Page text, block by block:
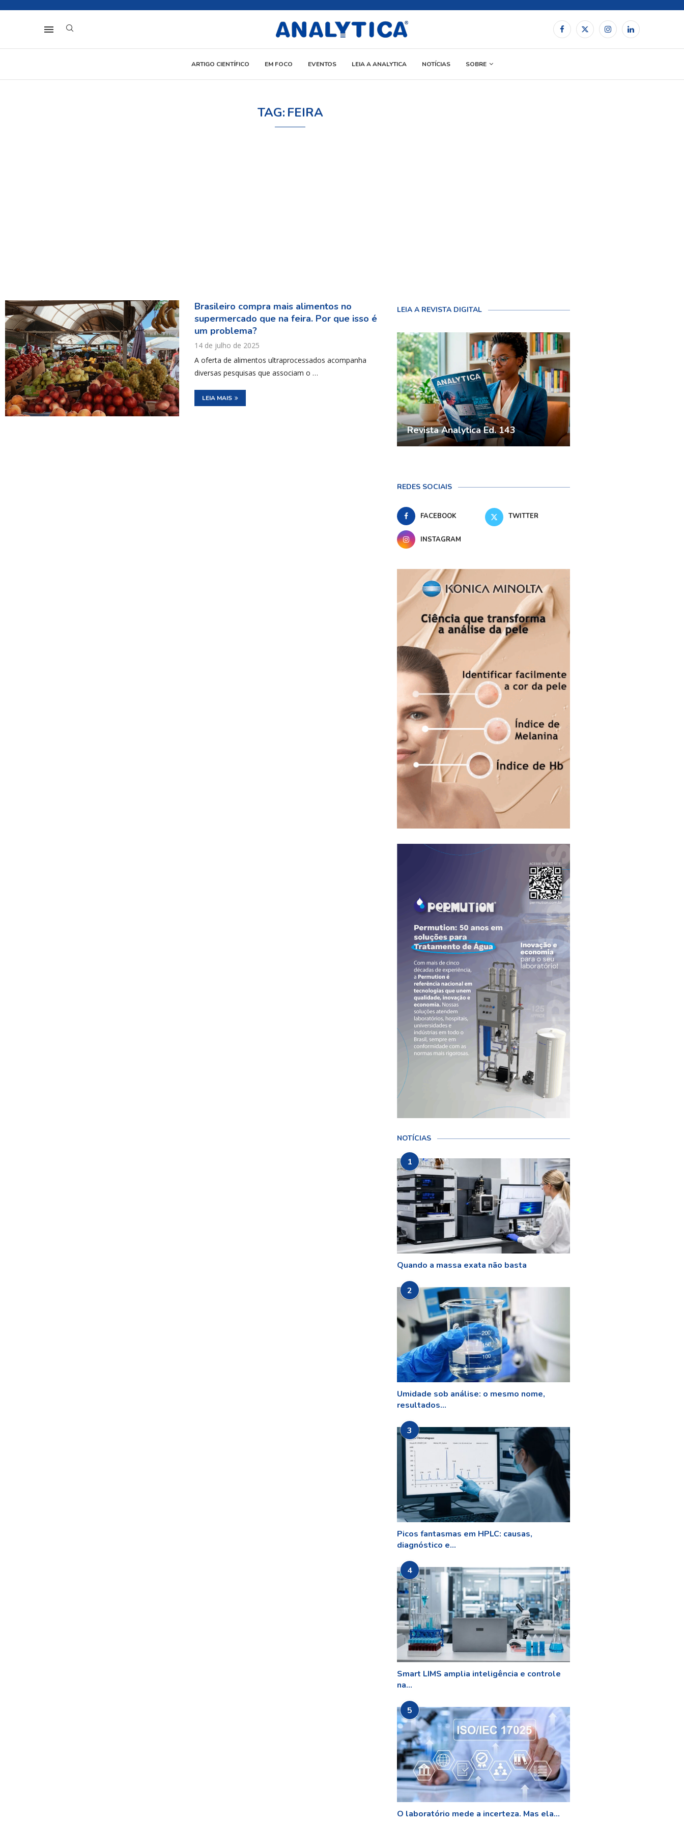
ARTIGO CIENTÍFICO EM FOCO EVENTOS LEIA A ANALYTICA NOTÍCIAS SOBRE
TAG: FEIRA
Brasileiro compra mais alimentos no
supermercado que na feira. Por que isso é
um problema?
14 de julho de 2025
A oferta de alimentos ultraprocessados acompanha
diversas pesquisas que associam o …
LEIA MAIS
LEIA A REVISTA DIGITAL
Revista Analytica Ed. 143
REDES SOCIAIS
FACEBOOK TWITTER
INSTAGRAM
NOTÍCIAS
1
Quando a massa exata não basta
2
Umidade sob análise: o mesmo nome,
resultados...
3
Picos fantasmas em HPLC: causas,
diagnóstico e...
4
Smart LIMS amplia inteligência e controle
na...
5
O laboratório mede a incerteza. Mas ela...